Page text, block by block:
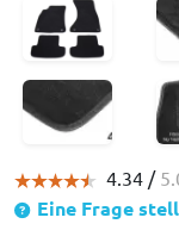
4.34 /
Eine Frage